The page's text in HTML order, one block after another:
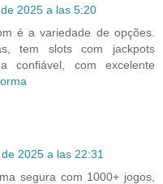
2025 a las 5:20
é a variedade de opções.
tem slots com jackpots
confiável, com excelente
2025 a las 22:31
segura com 1000+ jogos,